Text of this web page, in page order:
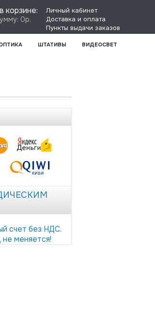
Личный кабинет
Доставка и оплата
Пункты выдачи заказов
корзине:
0р.
ШТАТИВЫ ВИДЕОСВЕТ
счет без НДС.
меняется!